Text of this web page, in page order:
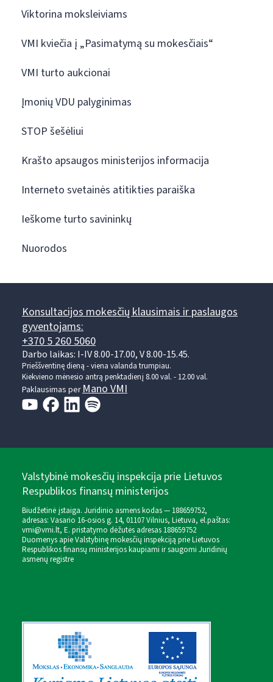
Viktorina moksleiviams
VMI kviečia į „Pasimatymą su mokesčiais“
VMI turto aukcionai
Įmonių VDU palyginimas
STOP šešėliui
Krašto apsaugos ministerijos informacija
Interneto svetainės atitikties paraiška
Ieškome turto savininkų
Nuorodos
Konsultacijos mokesčių klausimais ir paslaugos
gyventojams:
+370 5 260 5060
Darbo laikas: I-IV 8.00-17.00, V 8.00-15.45.
Prieššventinę dieną - viena valanda trumpiau.
Kiekvieno mėnesio antrą penktadienį 8.00 val. - 12.00 val.
Paklausimas perMano VMI
Valstybinė mokesčių inspekcija prie Lietuvos
Respublikos finansų ministerijos
Biudžetinė įstaiga. Juridinio asmens kodas — 188659752,
adresas: Vasario 16-osios g. 14, 01107 Vilnius, Lietuva, el.paštas:
vmi@vmi.lt, E. pristatymo dėžutės adresas 188659752
Duomenys apie Valstybinę mokesčių inspekciją prie Lietuvos
Respublikos finansų ministerijos kaupiami ir saugomi Juridinių
asmenų registre